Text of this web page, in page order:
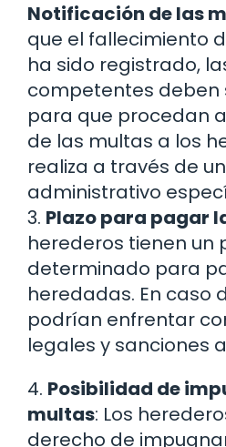
Notificación de las
que el fallecimiento
ha sido registrado,
competentes deben
para que procedan
de las multas a los
realiza a través de
administrativo
3. Plazo para pagar
herederos tienen un
determinado para
heredadas. En caso
podrían enfrentar
legales y sanciones
4. Posibilidad de
multas: Los
derecho de